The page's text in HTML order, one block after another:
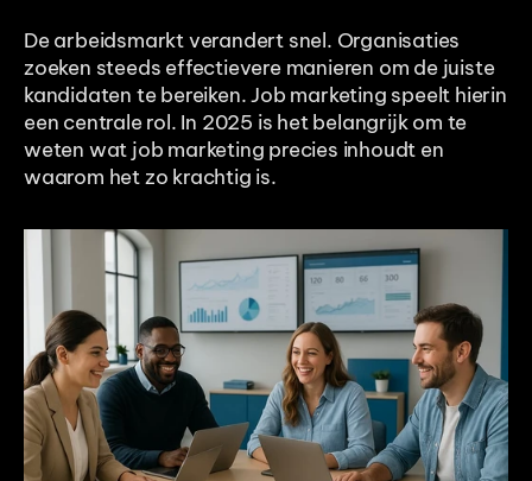
De arbeidsmarkt verandert snel. Organisaties
zoeken steeds effectievere manieren om de juiste
kandidaten te bereiken. Job marketing speelt hierin
een centrale rol. In 2025 is het belangrijk om te
weten wat job marketing precies inhoudt en
waarom het zo krachtig is.